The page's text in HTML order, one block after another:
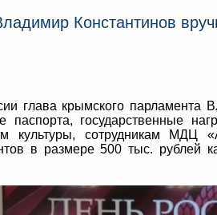
экспертиза
процесса в РК
Aкты Президиума ГС
Константинов
глава крымского парламента
государственные
культуры, сотрудникам МДЦ
в размере 500 тыс. рублей